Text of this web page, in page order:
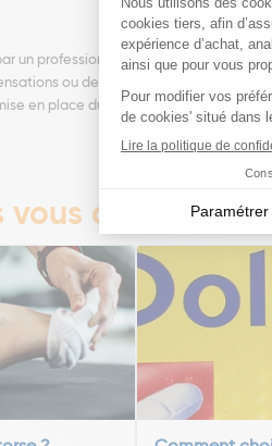
un professionnel de santé
ou de réactions inhabituelles.
en place du produit. Il est fortement
vous conseillent